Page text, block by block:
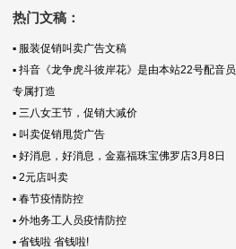
热门文稿：
▪ 服装促销叫卖广告文稿
▪ 抖音《龙争虎斗彼岸花》是由本站22号配音员
专属打造
▪ 三八女王节，促销大减价
▪ 叫卖促销甩货广告
▪ 好消息，好消息，金嘉福珠宝佛罗店3月8日
▪ 2元店叫卖
▪ 春节疫情防控
▪ 外地务工人员疫情防控
▪ 省钱啦 省钱啦!